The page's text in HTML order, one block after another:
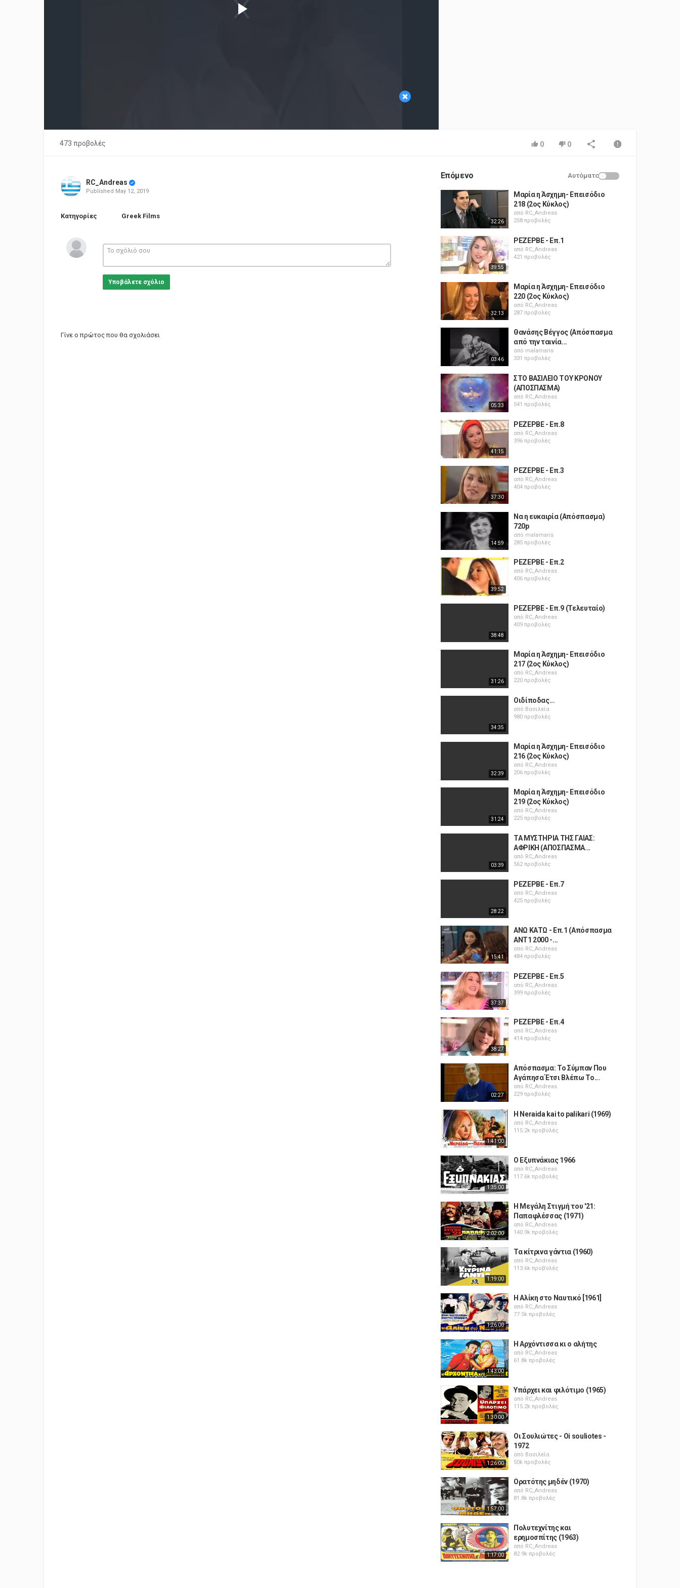
×
473 προβολές 0 0
RC_Andreas
Published May 12, 2019
Κατηγορίες Greek Films
Υποβάλετε σχόλιο
Γίνε ο πρώτος που θα σχολιάσει
Επόμενο Αυτόματο
32:26
Μαρία η Άσχημη- Επεισόδιο
218 (2ος Κύκλος)
από RC_Andreas
258 προβολές
39:55
ΡΕΖΕΡΒΕ - Επ.1
από RC_Andreas
421 προβολές
32:13
Μαρία η Άσχημη- Επεισόδιο
220 (2ος Κύκλος)
από RC_Andreas
287 προβολές
03:46
Θανάσης Βέγγος (Απόσπασμα
από την ταινία...
από malamaris
331 προβολές
05:33
ΣΤΟ ΒΑΣΙΛΕΙΟ ΤΟΥ ΚΡΟΝΟΥ
(ΑΠΟΣΠΑΣΜΑ)
από RC_Andreas
541 προβολές
41:15
ΡΕΖΕΡΒΕ - Επ.8
από RC_Andreas
396 προβολές
37:30
ΡΕΖΕΡΒΕ - Επ.3
από RC_Andreas
404 προβολές
14:59
Να η ευκαιρία (Απόσπασμα)
720p
από malamaris
285 προβολές
39:52
ΡΕΖΕΡΒΕ - Επ.2
από RC_Andreas
406 προβολές
38:48
ΡΕΖΕΡΒΕ - Επ.9 (Τελευταίο)
από RC_Andreas
409 προβολές
31:26
Μαρία η Άσχημη- Επεισόδιο
217 (2ος Κύκλος)
από RC_Andreas
220 προβολές
34:35
Οιδίποδας...
από Βασιλεία
980 προβολές
32:39
Μαρία η Άσχημη- Επεισόδιο
216 (2ος Κύκλος)
από RC_Andreas
206 προβολές
31:24
Μαρία η Άσχημη- Επεισόδιο
219 (2ος Κύκλος)
από RC_Andreas
225 προβολές
03:39
ΤΑ ΜΥΣΤΗΡΙΑ ΤΗΣ ΓΑΙΑΣ:
ΑΦΡΙΚΗ (ΑΠΟΣΠΑΣΜΑ...
από RC_Andreas
562 προβολές
28:22
ΡΕΖΕΡΒΕ - Επ.7
από RC_Andreas
425 προβολές
15:41
ΑΝΩ ΚΑΤΩ - Επ.1 (Απόσπασμα
ΑΝΤ1 2000 -...
από RC_Andreas
484 προβολές
37:37
ΡΕΖΕΡΒΕ - Επ.5
από RC_Andreas
399 προβολές
38:27
ΡΕΖΕΡΒΕ - Επ.4
από RC_Andreas
414 προβολές
02:27
Απόσπασμα: Το Σύμπαν Που
Αγάπησα Έτσι Βλέπω Το...
από RC_Andreas
229 προβολές
1:41:00
H Neraida kai to palikari (1969)
από RC_Andreas
115.2k προβολές
1:35:00
Ο Εξυπνάκιας 1966
από RC_Andreas
117.6k προβολές
2:02:00
Η Μεγάλη Στιγμή του '21:
Παπαφλέσσας (1971)
από RC_Andreas
140.9k προβολές
1:19:00
Τα κίτρινα γάντια (1960)
από RC_Andreas
113.6k προβολές
1:26:00
Η Αλίκη στο Ναυτικό [1961]
από RC_Andreas
77.5k προβολές
1:43:00
Η Αρχόντισσα κι ο αλήτης
από RC_Andreas
61.8k προβολές
1:30:00
Υπάρχει και φιλότιμο (1965)
από RC_Andreas
115.2k προβολές
1:26:00
Οι Σουλιώτες - Oi souliotes -
1972
από Βασιλεία
50k προβολές
1:57:00
Ορατότης μηδέν (1970)
από RC_Andreas
81.8k προβολές
1:17:00
Πολυτεχνίτης και
ερημοσπίτης (1963)
από RC_Andreas
82.9k προβολές